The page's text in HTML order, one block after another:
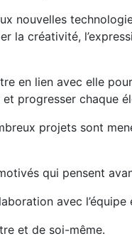
nouvelles
la créativité,
en lien avec elle
progresser chaque
projets sont
qui pensent
avec l’équipe
et de soi-même.